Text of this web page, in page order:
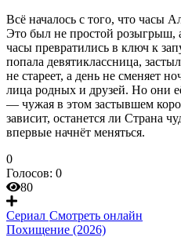
Всё началось с того, что часы
Это был не простой розыгрыш,
часы превратились в ключ к
попала девятиклассница,
не стареет, а день не сменяет
лица родных и друзей. Но они
— чужая в этом застывшем
зависит, останется ли Страна
впервые начнёт меняться.
0
Голосов: 0
80
Сериал Смотреть онлайн
Похищение (2026)